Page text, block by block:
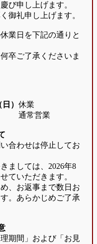
び申し上げます。
御礼申し上げます。
業日を下記の通りと
卒ご了承くださいま
） 休業
通常営業
合わせは停止してお
ましては、2026年8
ていただきます。
、お返事まで数日お
。あらかじめご了承
期間」および「お見